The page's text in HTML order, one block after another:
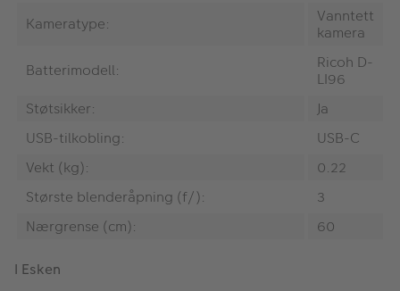
Kameratype:
Vanntett
kamera
Batterimodell:
Ricoh D-
LI96
Støtsikker:
Ja
USB-tilkobling:
USB-C
Vekt (kg):
0.22
Største blenderåpning (f/):
3
Nærgrense (cm):
60
I Esken